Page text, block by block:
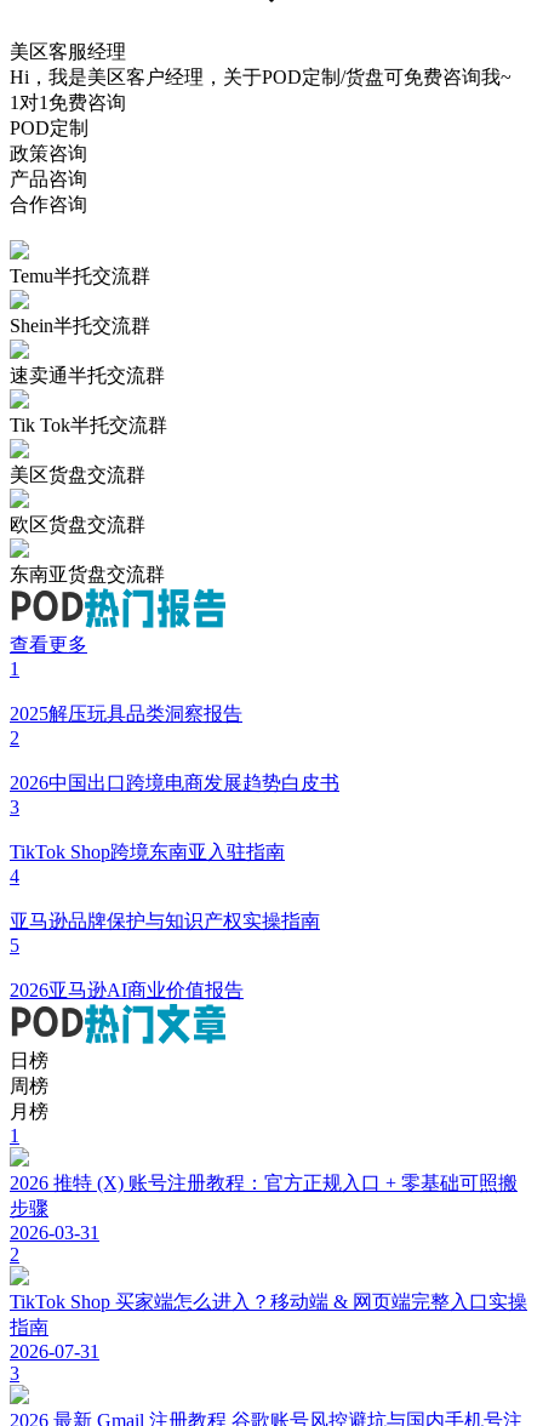
美区客服经理
Hi，我是美区客户经理，关于POD定制/货盘可免费咨询我~
1对1免费咨询
POD定制
政策咨询
产品咨询
合作咨询
Temu半托交流群
Shein半托交流群
速卖通半托交流群
Tik Tok半托交流群
美区货盘交流群
欧区货盘交流群
东南亚货盘交流群
查看更多
1
2025解压玩具品类洞察报告
2
2026中国出口跨境电商发展趋势白皮书
3
TikTok Shop跨境东南亚入驻指南
4
亚马逊品牌保护与知识产权实操指南
5
2026亚马逊AI商业价值报告
日榜
周榜
月榜
1
2026 推特 (X) 账号注册教程：官方正规入口 + 零基础可照搬
步骤
2026-03-31
2
TikTok Shop 买家端怎么进入？移动端 & 网页端完整入口实操
指南
2026-07-31
3
2026 最新 Gmail 注册教程 谷歌账号风控避坑与国内手机号注